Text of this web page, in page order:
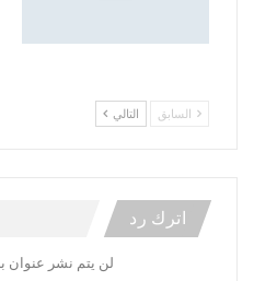
السابق التالي
اترك رد
لن يتم نشر عنوان